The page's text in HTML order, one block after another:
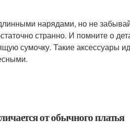
нарядами, но не
странно. И помните о
сумочку. Такие аксессуары
от обычного платья